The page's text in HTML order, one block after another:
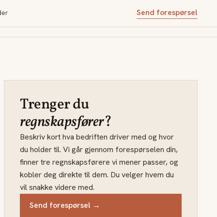
Send forespørsel
Trenger du
regnskapsfører?
Beskriv kort hva bedriften driver med og hvor
du holder til. Vi går gjennom forespørselen din,
finner tre regnskapsførere vi mener passer, og
kobler deg direkte til dem. Du velger hvem du
vil snakke videre med.
Send forespørsel →